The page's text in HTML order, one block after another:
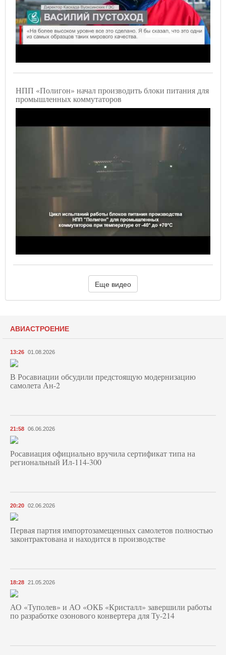
НПП «Полигон» начал производить блоки питания для
промышленных коммутаторов
Еще видео
АВИАСТРОЕНИЕ
13:26 01.08.2026
В Росавиации обсудили предстоящую модернизацию
самолета Ан-2
21:58 06.06.2026
Росавиация официально вручила сертификат типа на
региональный Ил-114-300
20:20 02.06.2026
Первая партия импортозамещенных самолетов полностью
законтрактована и находится в производстве
18:28 21.05.2026
АО «Туполев» и АО «ОКБ «Кристалл» завершили работы
по разработке озонового конвертера для Ту-214